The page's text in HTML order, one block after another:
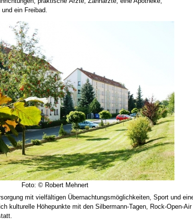
ein Freibad.
Foto: © Robert Mehnert
mit vielfältigen Übernachtungsmöglichkeiten, Sport und
kulturelle Höhepunkte mit den Silbermann-Tagen, Rock-Open-Air